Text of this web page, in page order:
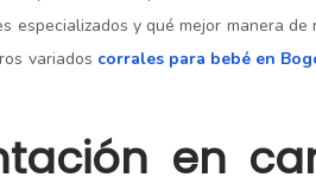
especializados y qué mejor manera
variados corrales para bebé en
en